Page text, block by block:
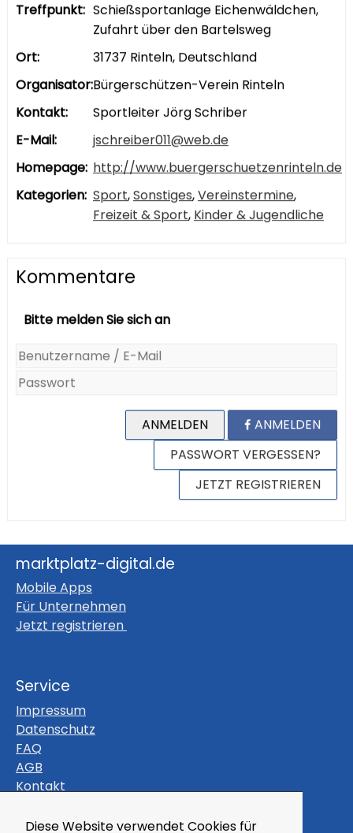
Diese Website verwendet Cookies für
Treffpunkt: Schießsportanlage Eichenwäldchen,
Zufahrt über den Bartelsweg
Ort:
31737 Rinteln, Deutschland
Organisator:Bürgerschützen-Verein Rinteln
Kontakt:
Sportleiter Jörg Schriber
E-Mail:
jschreiber011@web.de
Homepage: http://www.buergerschuetzenrinteln.de
Kategorien: Sport,Sonstiges,Vereinstermine,
Freizeit & Sport, Kinder & Jugendliche
Kommentare
Bitte melden Sie sich an
ANMELDEN
ANMELDEN
PASSWORT VERGESSEN?
JETZT REGISTRIEREN
marktplatz-digital.de
Mobile Apps
Für Unternehmen
Jetzt registrieren
Service
Impressum
Datenschutz
FAQ
AGB
Kontakt
Themen